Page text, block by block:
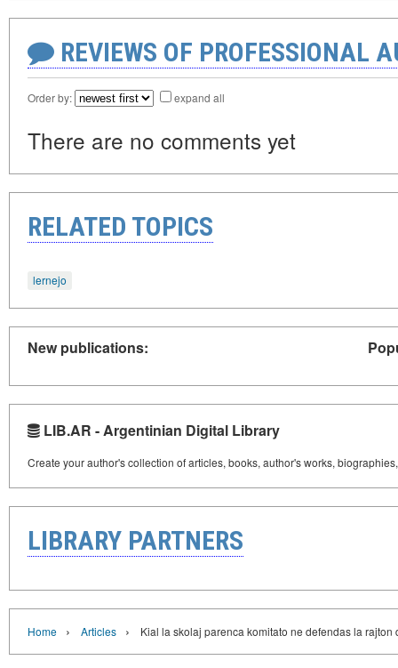
REVIEWS OF PROFESSIONAL
Order by: expand all
There are no comments yet
RELATED TOPICS
lernejo
New publications:
LIB.AR - Argentinian Digital Library
Create your author's collection of articles, books, author's works,
LIBRARY PARTNERS
Home › Articles › Kial la skolaj parenca komitato ne defendas la rajton